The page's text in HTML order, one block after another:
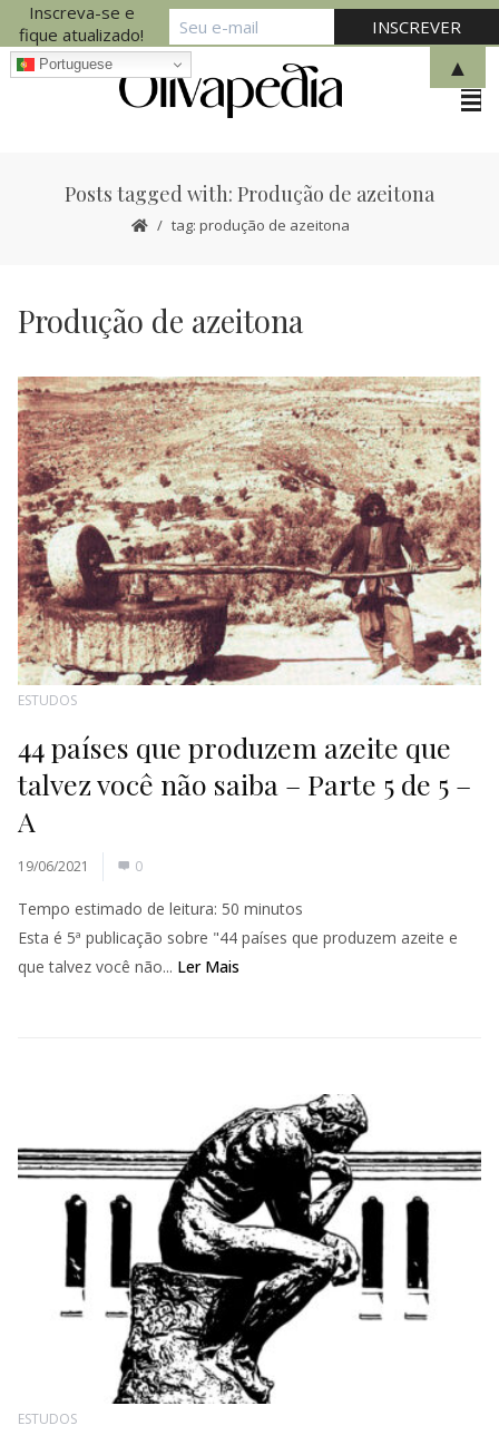
Posts tagged with: Produção de azeitona
tag: produção de azeitona
Produção de azeitona
ESTUDOS
44 países que produzem azeite que
talvez você não saiba – Parte 5 de 5 –
A
19/06/2021 0
Tempo estimado de leitura: 50 minutos
Esta é 5ª publicação sobre "44 países que produzem azeite e
que talvez você não... Ler Mais
ESTUDOS
Inscreva-se e
fique atualizado!
▲
Portuguese